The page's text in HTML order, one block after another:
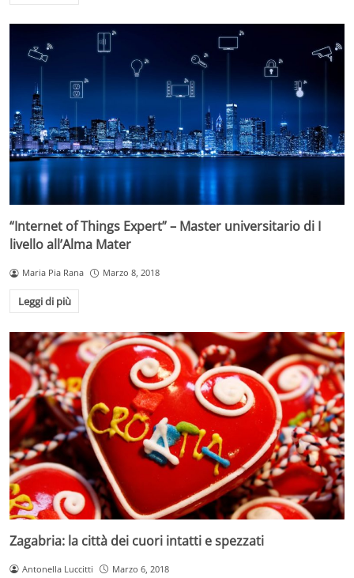
“Internet of Things Expert” – Master universitario di I
livello all’Alma Mater
Maria Pia Rana Marzo 8, 2018
Leggi di più
Zagabria: la città dei cuori intatti e spezzati
Antonella Luccitti Marzo 6, 2018